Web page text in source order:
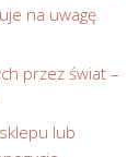
na uwagę
przez świat –
lub